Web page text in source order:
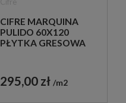
CIFRE MARQUINA
PULIDO 60X120
PŁYTKA GRESOWA
295,00 zł m2